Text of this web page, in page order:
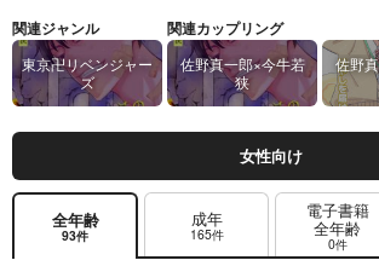
関連ジャンル
東京卍リベンジャー
ズ
関連カップリング
佐野真一郎×今牛若
狭
佐野
女性向け
全年齢
93件
成年
165件
電子書籍
全年齢
0件